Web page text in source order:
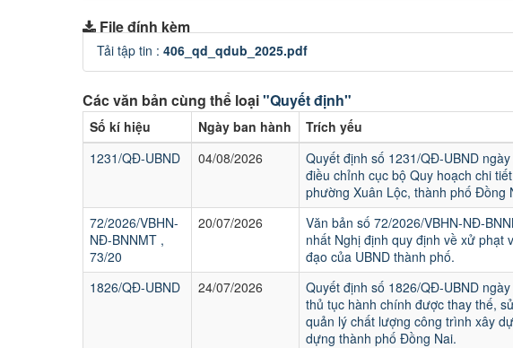
File đính kèm
Tải tập tin : 406_qd_qdub_2025.pdf
Các văn bản cùng thể loại"Quyết định"
Số kí hiệu Ngày ban hành
Trích yếu
1231/QĐ-UBND
04/08/2026
Quyết định số 1231/QĐ-UBND
điều chỉnh cục bộ Quy hoạch chi
phường Xuân Lộc, thành phố Đồng
72/2026/VBHN-
NĐ-BNNMT ,
73/20
20/07/2026
Văn bản số 72/2026/VBHN-NĐ-
nhất Nghị định quy định về xử
đạo của UBND thành phố.
1826/QĐ-UBND
24/07/2026
Quyết định số 1826/QĐ-UBND
thủ tục hành chính được thay thế,
quản lý chất lượng công trình xây
dựng thành phố Đồng Nai.